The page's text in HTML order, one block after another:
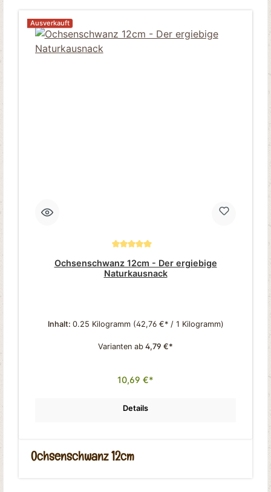
Ausverkauft
Durchschnittliche Bewertung von 5 von 5 Sternen
Ochsenschwanz 12cm - Der ergiebige
Naturkausnack
Inhalt: 0.25 Kilogramm (42,76 €* / 1 Kilogramm)
Varianten ab 4,79 €*
10,69 €*
Details
Ochsenschwanz 12cm